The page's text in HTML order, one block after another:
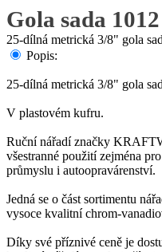
Gola sada 1012
25-dílná metrická 3/8" gola
Popis:
25-dílná metrická 3/8" gola
V plastovém kufru.
Ruční nářadí značky
všestranné použití zejména
průmyslu i autoopravárenství.
Jedná se o část sortimentu
vysoce kvalitní chrom-
Díky své příznivé ceně je